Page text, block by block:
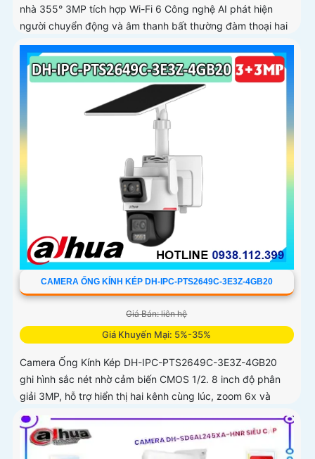
nhà 355° 3MP tích hợp Wi-Fi 6 Công nghệ AI phát hiện
người chuyển động và âm thanh bất thường đàm thoại hai
chiều, hồng ngoại tầm xa ban đêm 10m hỗ trợ thẻ nhớ
MicroSD 256GB ONVIF và điều khiển từ xa qua ứng dụng
DMSS
CAMERA ỐNG KÍNH KÉP DH-IPC-PTS2649C-3E3Z-4GB20
Giá Bán: liên hệ
Giá Khuyến Mại: 5%-35%
Camera Ống Kính Kép DH-IPC-PTS2649C-3E3Z-4GB20
ghi hình sắc nét nhờ cảm biến CMOS 1/2. 8 inch độ phân
giải 3MP, hỗ trợ hiển thị hai kênh cùng lúc, zoom 6x và
đàm thoại hai chiều